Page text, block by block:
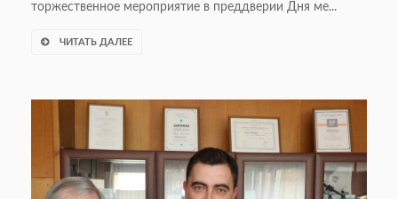
торжественное мероприятие в преддверии Дня ме...
ЧИТАТЬ ДАЛЕЕ